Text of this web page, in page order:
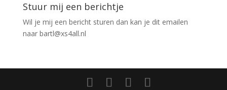
Stuur mij een berichtje
Wil je mij een bericht sturen dan kan je dit emailen
naar bartl@xs4all.nl